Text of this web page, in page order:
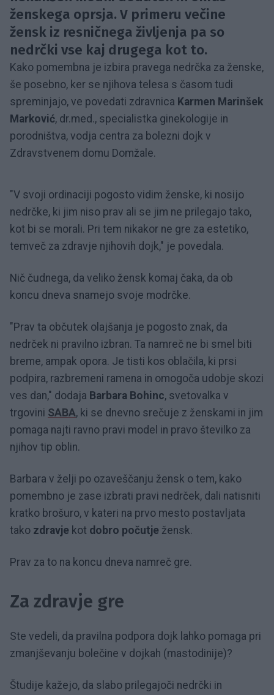
ženskega oprsja. V primeru večine
žensk iz resničnega življenja pa so
nedrčki vse kaj drugega kot to.
Kako pomembna je izbira pravega nedrčka za ženske,
še posebno, ker se njihova telesa s časom tudi
spreminjajo, ve povedati zdravnica Karmen Marinšek
Marković, dr.med., specialistka ginekologije in
porodništva, vodja centra za bolezni dojk v
Zdravstvenem domu Domžale.
"V svoji ordinaciji pogosto vidim ženske, ki nosijo
nedrčke, ki jim niso prav ali se jim ne prilegajo tako,
kot bi se morali. Pri tem nikakor ne gre za estetiko,
temveč za zdravje njihovih dojk," je povedala.
Nič čudnega, da veliko žensk komaj čaka, da ob
koncu dneva snamejo svoje modrčke.
"Prav ta občutek olajšanja je pogosto znak, da
nedrček ni pravilno izbran. Ta namreč ne bi smel biti
breme, ampak opora. Je tisti kos oblačila, ki prsi
podpira, razbremeni ramena in omogoča udobje skozi
ves dan," dodaja Barbara Bohinc, svetovalka v
trgovini SABA, ki se dnevno srečuje z ženskami in jim
pomaga najti ravno pravi model in pravo številko za
njihov tip oblin.
Barbara v želji po ozaveščanju žensk o tem, kako
pomembno je zase izbrati pravi nedrček, dali natisniti
kratko brošuro, v kateri na prvo mesto postavljata
tako zdravje kot dobro počutje žensk.
Prav za to na koncu dneva namreč gre.
Za zdravje gre
Ste vedeli, da pravilna podpora dojk lahko pomaga pri
zmanjševanju bolečine v dojkah (mastodinije)?
Študije kažejo, da slabo prilegajoči nedrčki in